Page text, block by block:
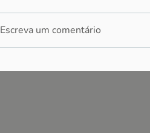
Escreva um comentário